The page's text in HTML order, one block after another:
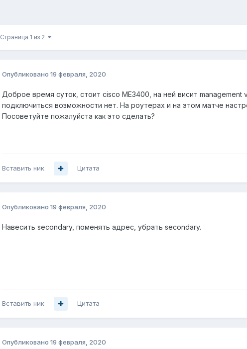
Страница 1 из 2
Опубликовано 19 февраля, 2020
Доброе время суток, стоит cisco ME3400, на ней висит
подключиться возможности нет. На роутерах и на этом матче
Посоветуйте пожалуйста как это сделать?
Вставить ник Цитата
Опубликовано 19 февраля, 2020
Навесить secondary, поменять адрес, убрать secondary.
Вставить ник Цитата
Опубликовано 19 февраля, 2020